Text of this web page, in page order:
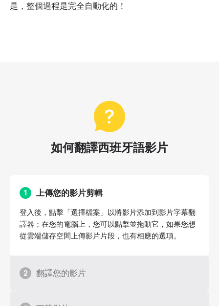
是，整個過程是完全自動化的！
如何翻譯西班牙語影片
1 上傳您的影片剪輯
登入後，點擊「選擇檔案」以將影片添加到影片字幕翻
譯器；在您的電腦上，您可以點擊並拖動它，如果您想
從雲端儲存空間上傳影片片段，也有相應的選項。
2 翻譯您的影片